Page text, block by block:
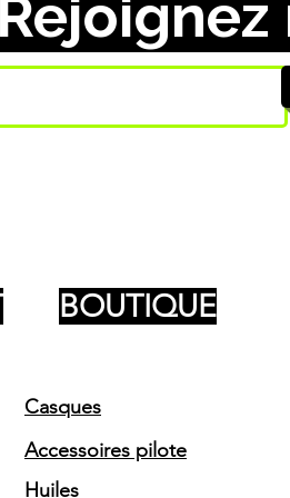
BOUTIQUE
Casques
Accessoires pilote
Huiles